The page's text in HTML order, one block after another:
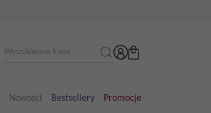
Nowości Bestsellery Promocje